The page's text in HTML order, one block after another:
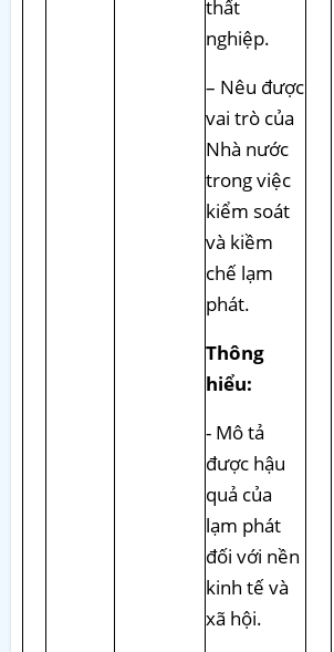
thất
nghiệp.
– Nêu được
vai trò của
Nhà nước
trong việc
kiểm soát
và kiềm
chế lạm
phát.
Thông
hiểu:
- Mô tả
được hậu
quả của
lạm phát
đối với nền
kinh tế và
xã hội.